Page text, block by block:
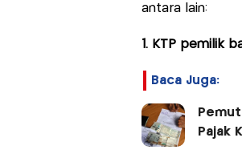
antara lain:
1. KTP pemilik
Baca Juga:
Pajak